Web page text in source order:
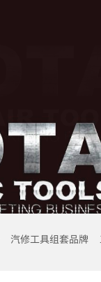
汽修工具组套品牌